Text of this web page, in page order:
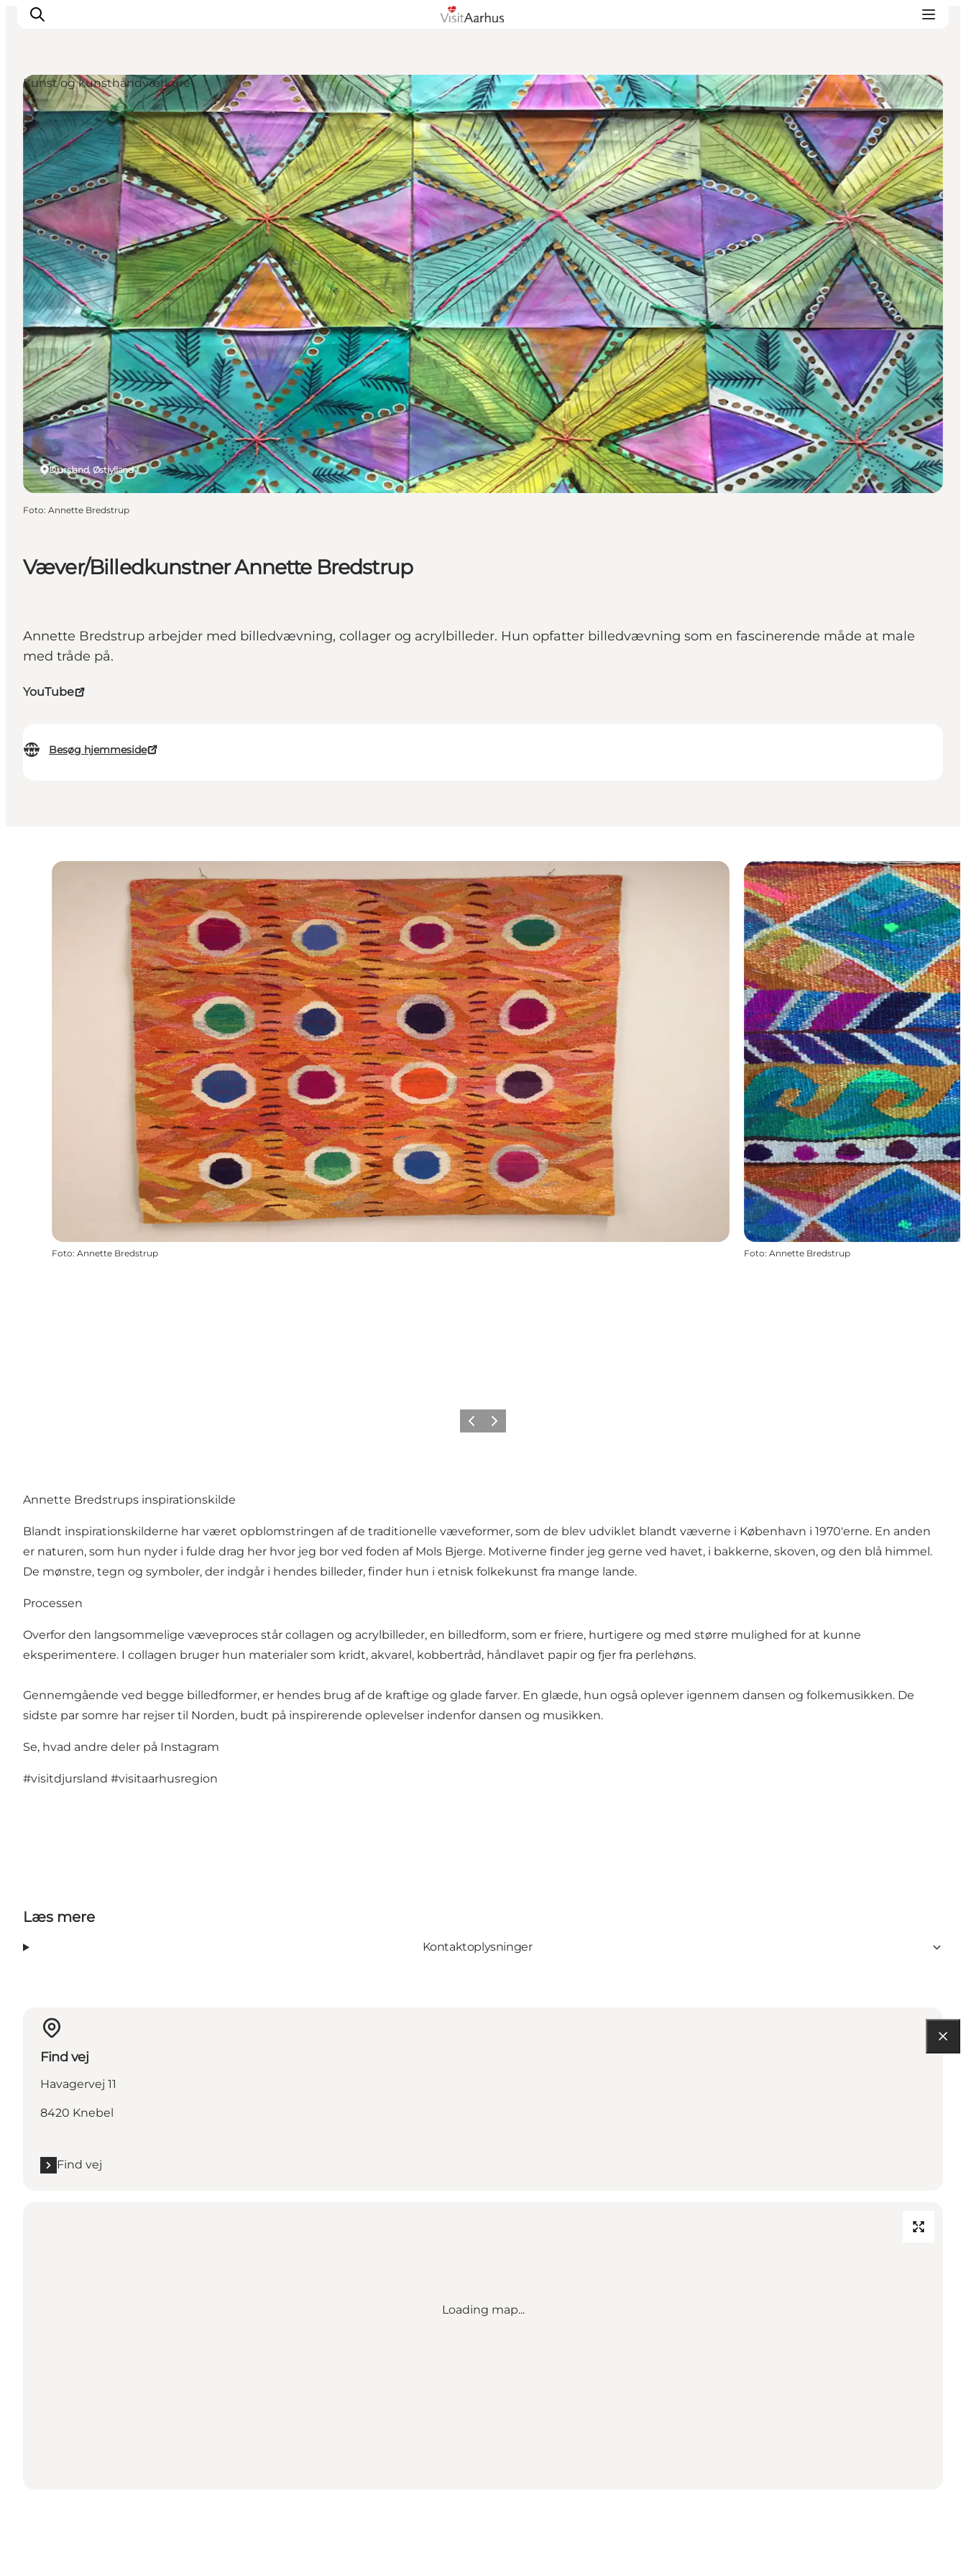
Oplevelser
Kalender
Byer og steder
Planlæg ferien
Transport
Væver/Billedkunstner Annette Bredstrup
Annette Bredstrup arbejder med billedvævning, collager og acrylbilleder. Hun opfatter billedvævning som en fascinerende måde at male
med tråde på.
YouTube
Besøg hjemmeside
Djursland, Østjylland
Kunst og kunsthåndværkere
Foto: Annette Bredstrup
Foto: Annette Bredstrup Foto: Annette Bredstrup
ForrigeNæste
Annette Bredstrups inspirationskilde
Blandt inspirationskilderne har været opblomstringen af de traditionelle væveformer, som de blev udviklet blandt væverne i København i 1970'erne. En anden
er naturen, som hun nyder i fulde drag her hvor jeg bor ved foden af Mols Bjerge. Motiverne finder jeg gerne ved havet, i bakkerne, skoven, og den blå himmel.
De mønstre, tegn og symboler, der indgår i hendes billeder, finder hun i etnisk folkekunst fra mange lande.
Processen
Overfor den langsommelige væveproces står collagen og acrylbilleder, en billedform, som er friere, hurtigere og med større mulighed for at kunne
eksperimentere. I collagen bruger hun materialer som kridt, akvarel, kobbertråd, håndlavet papir og fjer fra perlehøns.
Gennemgående ved begge billedformer, er hendes brug af de kraftige og glade farver. En glæde, hun også oplever igennem dansen og folkemusikken. De
sidste par somre har rejser til Norden, budt på inspirerende oplevelser indenfor dansen og musikken.
Se, hvad andre deler på Instagram
#visitdjursland #visitaarhusregion
Læs mere
Kontaktoplysninger
Find vej
Havagervej 11
8420 Knebel
Find vej
Loading map...